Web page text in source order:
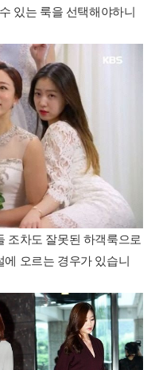
있는 룩을 선택해야하니
조차도 잘못된 하객룩으로
오르는 경우가 있습니